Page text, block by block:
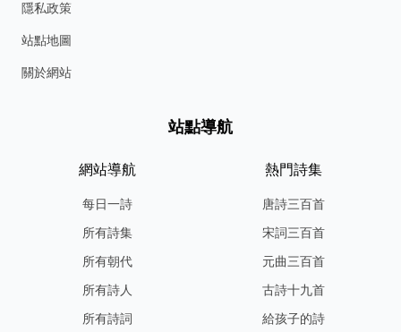
隱私政策
站點地圖
關於網站
站點導航
網站導航
每日一詩
所有詩集
所有朝代
所有詩人
所有詩詞
熱門詩集
唐詩三百首
宋詞三百首
元曲三百首
古詩十九首
給孩子的詩